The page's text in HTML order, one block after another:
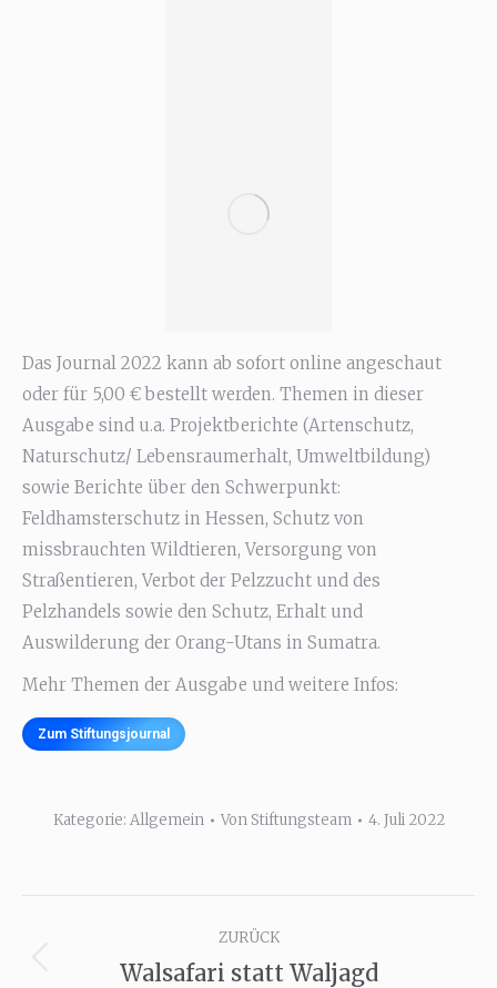
Das Journal 2022 kann ab sofort online angeschaut
oder für 5,00 € bestellt werden. Themen in dieser
Ausgabe sind u.a. Projektberichte (Artenschutz,
Naturschutz/ Lebensraumerhalt, Umweltbildung)
sowie Berichte über den Schwerpunkt:
Feldhamsterschutz in Hessen, Schutz von
missbrauchten Wildtieren, Versorgung von
Straßentieren, Verbot der Pelzzucht und des
Pelzhandels sowie den Schutz, Erhalt und
Auswilderung der Orang-Utans in Sumatra.
Mehr Themen der Ausgabe und weitere Infos:
Zum Stiftungsjournal
Kategorie: Allgemein Von Stiftungsteam 4. Juli 2022
Kommentarnavigation
ZURÜCK
Vorheriger
Walsafari statt Waljagd